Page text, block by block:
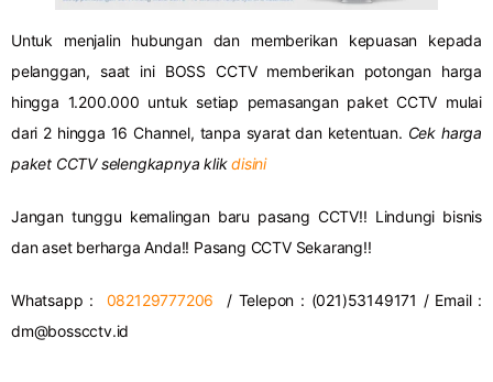
Untuk menjalin hubungan dan memberikan kepuasan kepada
pelanggan, saat ini BOSS CCTV memberikan potongan harga
hingga 1.200.000 untuk setiap pemasangan paket CCTV mulai
dari 2 hingga 16 Channel, tanpa syarat dan ketentuan. Cek harga
paket CCTV selengkapnya klikdisini
Jangan tunggu kemalingan baru pasang CCTV!! Lindungi bisnis
dan aset berharga Anda!! Pasang CCTV Sekarang!!
Whatsapp : 082129777206 / Telepon : (021)53149171 / Email :
dm@bosscctv.id